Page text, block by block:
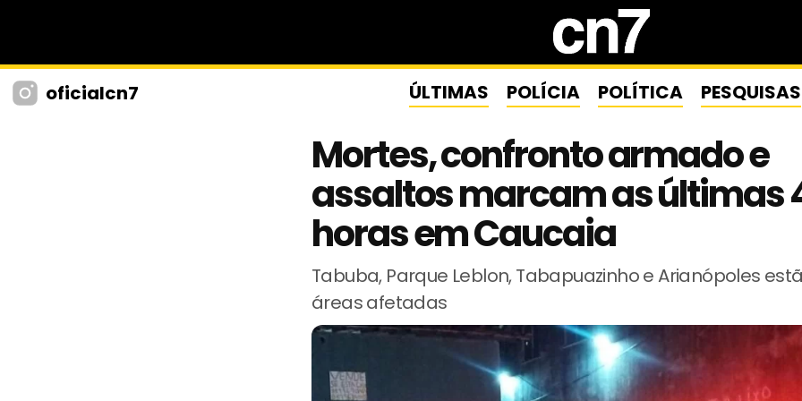
oficialcn7 ÚLTIMAS POLÍCIA POLÍTICA PESQUISAS
Mortes, confronto armado e
assaltos marcam as últimas
horas em Caucaia
Tabuba, Parque Leblon, Tabapuazinho e Arianópoles
áreas afetadas